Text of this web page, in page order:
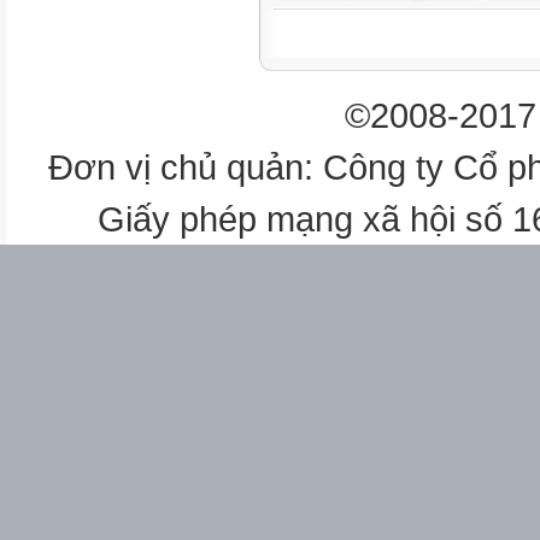
Luyện tập

©2008-
Đơn vị chủ quản: Công ty Cổ
Giấy phép mạng xã hội số